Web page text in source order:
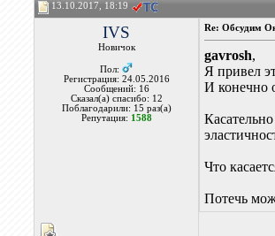
13.10.2017, 18:19
IVS
Новичок
Пол:
Регистрация: 24.05.2016
Сообщений: 16
Сказал(а) спасибо: 12
Поблагодарили: 15 раз(а)
Репутация: 1588
Re: Обсудим
gavrosh,
Я привел
И конечно
Что
Потечь